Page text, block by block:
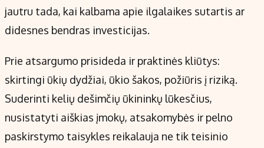
jautru tada, kai kalbama apie ilgalaikes sutartis ar
didesnes bendras investicijas.
Prie atsargumo prisideda ir praktinės kliūtys:
skirtingi ūkių dydžiai, ūkio šakos, požiūris į riziką.
Suderinti kelių dešimčių ūkininkų lūkesčius,
nusistatyti aiškias įmokų, atsakomybės ir pelno
paskirstymo taisykles reikalauja ne tik teisinio